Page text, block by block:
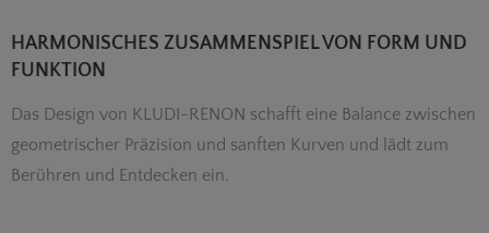
HARMONISCHES ZUSAMMENSPIEL VON FORM UND
FUNKTION
Das Design von KLUDI-RENON schafft eine Balance zwischen
geometrischer Präzision und sanften Kurven und lädt zum
Berühren und Entdecken ein.